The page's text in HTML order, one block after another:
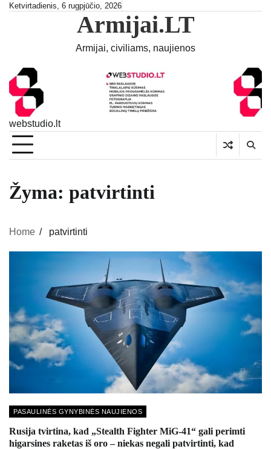
SkipKetvirtadienis, 6 rugpjūčio, 2026
Armijai.LT
Armijai, civiliams, naujienos
webstudio.lt
Žyma: patvirtinti
Home patvirtinti
PASAULINĖS GYNYBINĖS NAUJIENOS
Rusija tvirtina, kad „Stealth Fighter MiG-41“ gali perimti
higarsines raketas iš oro – niekas negali patvirtinti, kad